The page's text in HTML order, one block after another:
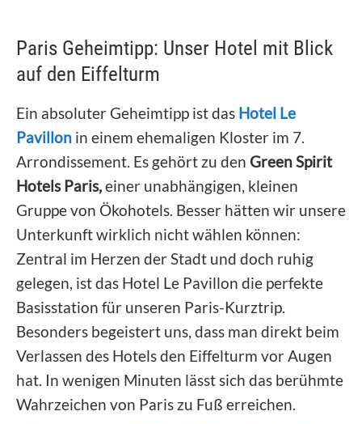
Paris Geheimtipp: Unser Hotel mit Blick
auf den Eiffelturm
Ein absoluter Geheimtipp ist das Hotel Le
Pavillon in einem ehemaligen Kloster im 7.
Arrondissement. Es gehört zu den Green Spirit
Hotels Paris,einer unabhängigen, kleinen
Gruppe von Ökohotels. Besser hätten wir unsere
Unterkunft wirklich nicht wählen können:
Zentral im Herzen der Stadt und doch ruhig
gelegen, ist das Hotel Le Pavillon die perfekte
Basisstation für unseren Paris-Kurztrip.
Besonders begeistert uns, dass man direkt beim
Verlassen des Hotels den Eiffelturm vor Augen
hat. In wenigen Minuten lässt sich das berühmte
Wahrzeichen von Paris zu Fuß erreichen.